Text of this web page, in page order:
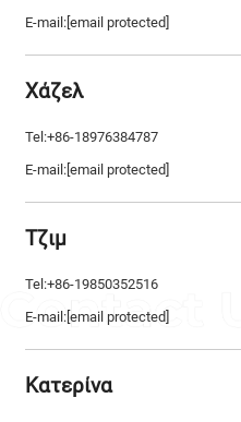
E-mail: [email protected]
Χάζελ
Tel:+86-18976384787
E-mail: [email protected]
Τζιμ
Tel:+86-19850352516
E-mail: [email protected]
Κατερίνα